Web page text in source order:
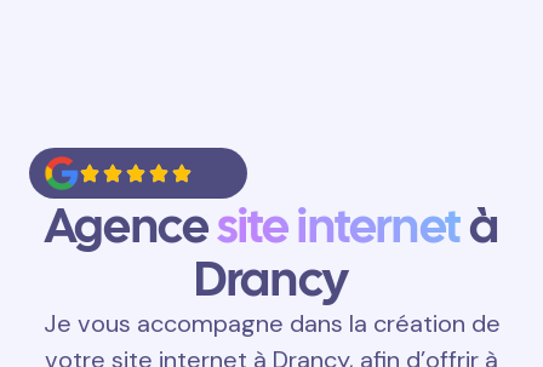
Agencesite internetà
Drancy
Je vous accompagne dans la création de
votre site internet à Drancy, afin d’offrir à